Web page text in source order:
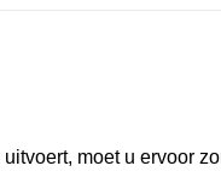
moet u ervoor